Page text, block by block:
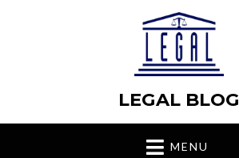
LEGAL BLOG
MENU